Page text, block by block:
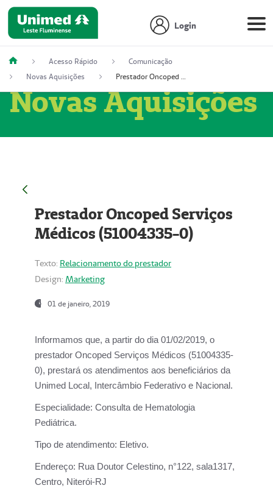
Login
Acesso Rápido
Comunicação
Novas Aquisições
Prestador Oncoped Serviços Médicos (51004335-0)
Novas Aquisições
Prestador Oncoped Serviços
Médicos (51004335-0)
Texto: Relacionamento do prestador
Design: Marketing
01 de janeiro, 2019
Informamos que, a partir do dia 01/02/2019, o
prestador Oncoped Serviços Médicos (51004335-
0), prestará os atendimentos aos beneficiários da
Unimed Local, Intercâmbio Federativo e Nacional.
Especialidade: Consulta de Hematologia
Pediátrica.
Tipo de atendimento: Eletivo.
Endereço: Rua Doutor Celestino, n°122, sala1317,
Centro, Niterói-RJ